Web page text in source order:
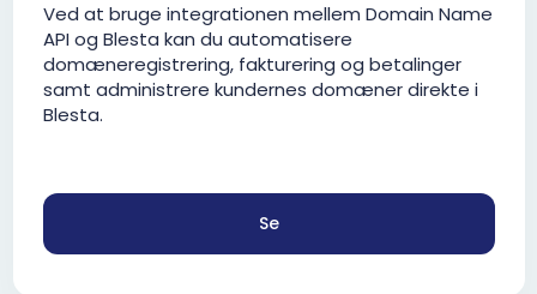
Ved at bruge integrationen mellem Domain Name
API og Blesta kan du automatisere
domæneregistrering, fakturering og betalinger
samt administrere kundernes domæner direkte i
Blesta.
Se